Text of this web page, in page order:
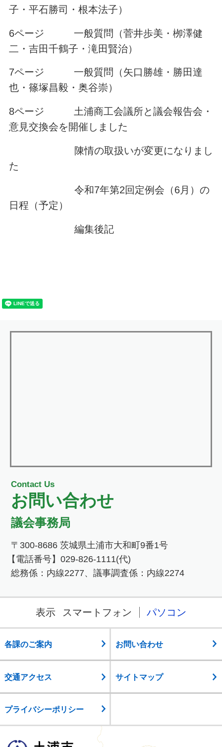
子・平石勝司・根本法子）
6ページ 一般質問（菅井歩美・栁澤健
二・吉田千鶴子・滝田賢治）
7ページ 一般質問（矢口勝雄・勝田達
也・篠塚昌毅・奥谷崇）
8ページ 土浦商工会議所と議会報告会・
意見交換会を開催しました
陳情の取扱いが変更になりまし
た
令和7年第2回定例会（6月）の
日程（予定）
編集後記
Contact Us
お問い合わせ
議会事務局
〒300-8686 茨城県土浦市大和町9番1号
【電話番号】029-826-1111(代)
総務係：内線2277、議事調査係：内線2274
表示 スマートフォン パソコン
各課のご案内 お問い合わせ
交通アクセス サイトマップ
プライバシーポリシー